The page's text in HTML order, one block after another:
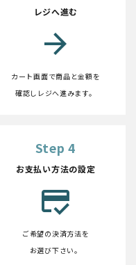
レジへ進む
arrow_forward
カート画面で商品と金額を
確認しレジへ進みます。
Step 4
お支払い方法の設定
credit_score
ご希望の決済方法を
お選び下さい。